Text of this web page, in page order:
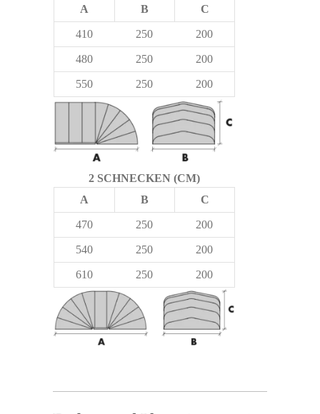
A B C
410 250 200
480 250 200
550 250 200
2 SCHNECKEN (CM)
A
B C
470 250 200
540 250 200
610 250 200